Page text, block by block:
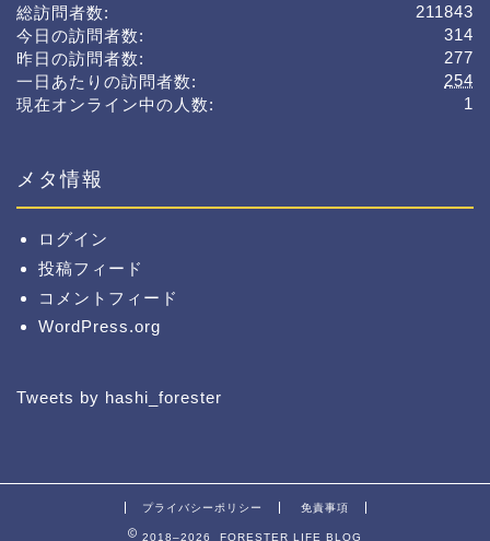
211843
総訪問者数:
314
今日の訪問者数:
277
昨日の訪問者数:
254
一日あたりの訪問者数:
1
現在オンライン中の人数:
メタ情報
ログイン
投稿フィード
コメントフィード
WordPress.org
Tweets by hashi_forester
プライバシーポリシー 免責事項
2018–2026 FORESTER LIFE BLOG